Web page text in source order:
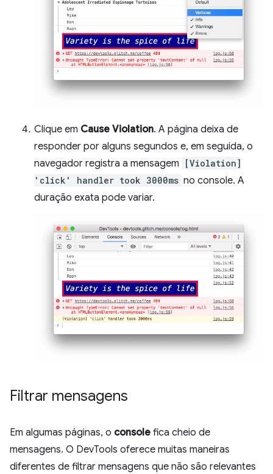
Clique em Cause Violation. A página deixa de
responder por alguns segundos e, em seguida, o
navegador registra a mensagem
[Violation]
'click' handler took 3000ms no console. A
duração exata pode variar.
Filtrar mensagens
Em algumas páginas, o console fica cheio de
mensagens. O DevTools oferece muitas maneiras
diferentes de filtrar mensagens que não são relevantes